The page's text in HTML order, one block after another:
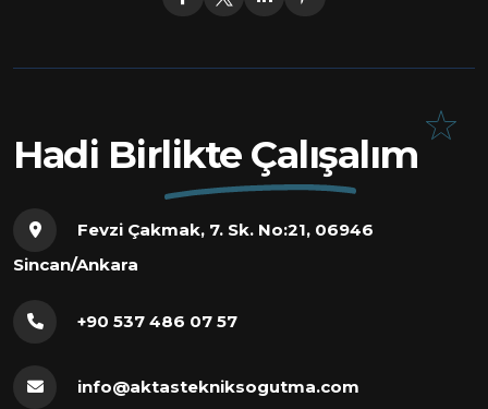
Hadi Birlikte Çalışalım
Fevzi Çakmak, 7. Sk. No:21, 06946
Sincan/Ankara
+90 537 486 07 57
info@aktastekniksogutma.com